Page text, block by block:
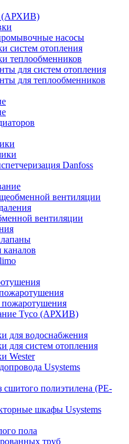
(АРХИВ)
насосы
систем отопления
теплообменников
для систем отопления
для теплообменников
Danfoss
вентиляции
вентиляции
Tyco (АРХИВ)
для водоснабжения
для систем отопления
Wester
Usystems
полиэтилена (PE-
шкафы Usystems
пола
труб